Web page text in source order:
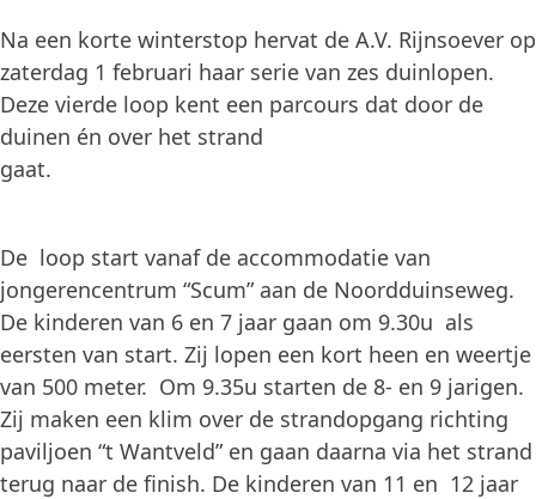
Na een korte winterstop hervat de A.V. Rijnsoever op
zaterdag 1 februari haar serie van zes duinlopen.
Deze vierde loop kent een parcours dat door de
duinen én over het strand
gaat.
De loop start vanaf de accommodatie van
jongerencentrum “Scum” aan de Noordduinseweg.
De kinderen van 6 en 7 jaar gaan om 9.30u als
eersten van start. Zij lopen een kort heen en weertje
van 500 meter. Om 9.35u starten de 8- en 9 jarigen.
Zij maken een klim over de strandopgang richting
paviljoen “t Wantveld” en gaan daarna via het strand
terug naar de finish. De kinderen van 11 en 12 jaar